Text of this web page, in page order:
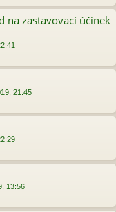
na zastavovací účinek
21:45
13:56